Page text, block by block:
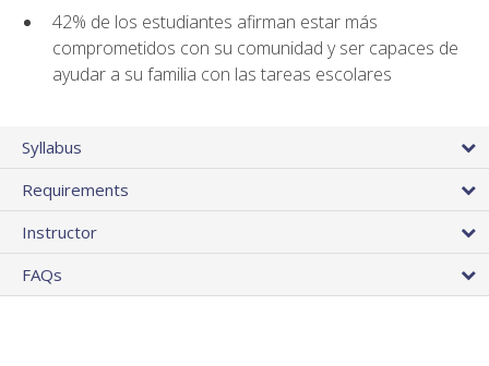
42% de los estudiantes afirman estar más
comprometidos con su comunidad y ser capaces de
ayudar a su familia con las tareas escolares
Syllabus
Requirements
Instructor
FAQs